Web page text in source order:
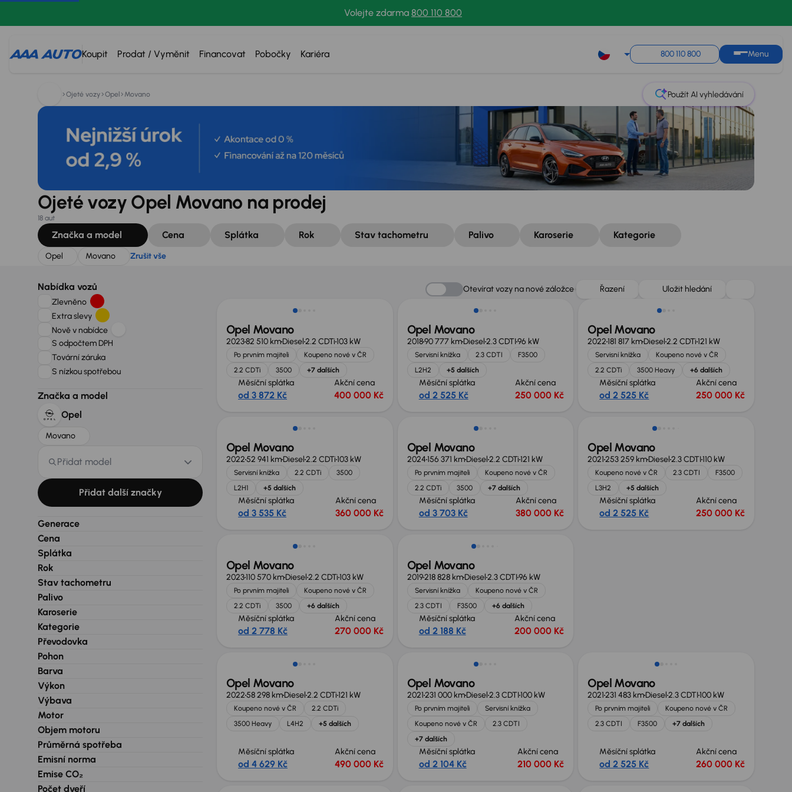
Volejte zdarma 800 110 800
Koupit Prodat / Vyměnit Financovat Pobočky Kariéra 800 110 800 Menu
Hledáte: Zrušit vše
Ojeté vozy Opel Movano Použít AI vyhledávání
Ojeté vozy Opel Movano na prodej
18 aut
Značka a model Cena Splátka Rok Stav tachometru Palivo Karoserie Kategorie
Opel Movano Zrušit vše
Nabídka vozů
Zlevněno
Extra slevy
Nově v nabídce
S odpočtem DPH
Tovární záruka
S nízkou spotřebou
Značka a model
Opel
Movano
Přidat model
Přidat další značky
Generace
Cena
Splátka
Rok
Stav tachometru
Palivo
Karoserie
Kategorie
Převodovka
Pohon
Barva
Výkon
Výbava
Motor
Objem motoru
Průměrná spotřeba
Emisní norma
Emise CO₂
Počet dveří
Otevírat vozy na nové záložce Řazení Uložit hledání
Opel Movano
202382 510 kmDiesel2.2 CDTi103 kW
Po prvním majiteli
Koupeno nové v ČR
2.2 CDTi
3500 +7 dalších
Měsíční splátka
od 3 872 Kč
Akční cena
400 000 Kč
Extra sleva 17 000 Kč
Opel Movano
201890 777 kmDiesel2.3 CDTI96 kW
Servisní knížka 2.3 CDTI
F3500
L2H2
+5 dalších
Měsíční splátka
od 2 525 Kč
Akční cena
250 000 Kč
Opel Movano
2022181 817 kmDiesel2.2 CDTi121 kW
Servisní knížka
Koupeno nové v ČR
2.2 CDTi
3500 Heavy +6 dalších
Měsíční splátka
od 2 525 Kč
Akční cena
250 000 Kč
Možnost odpočtu DPH
Opel Movano
202252 941 kmDiesel2.2 CDTi103 kW
Servisní knížka 2.2 CDTi
3500
L2H1
+5 dalších
Měsíční splátka
od 3 535 Kč
Akční cena
360 000 Kč
Možnost odpočtu DPH
Opel Movano
2024156 371 kmDiesel2.2 CDTi121 kW
Po prvním majiteli
Koupeno nové v ČR
2.2 CDTi
3500 +7 dalších
Měsíční splátka
od 3 703 Kč
Akční cena
380 000 Kč
Možnost odpočtu DPH
Opel Movano
2021253 259 kmDiesel2.3 CDTI110 kW
Koupeno nové v ČR 2.3 CDTI
F3500
L3H2
+5 dalších
Měsíční splátka
od 2 525 Kč
Akční cena
250 000 Kč
Zlevněno o 30 000 Kč
Opel Movano
2023110 570 kmDiesel2.2 CDTi103 kW
Po prvním majiteli
Koupeno nové v ČR
2.2 CDTi
3500 +6 dalších
Měsíční splátka
od 2 778 Kč
Akční cena
270 000 Kč
Zlevněno o 20 000 Kč
Opel Movano
2019218 828 kmDiesel2.3 CDTI96 kW
Servisní knížka
Koupeno nové v ČR
2.3 CDTI
F3500 +6 dalších
Měsíční splátka
od 2 188 Kč
Akční cena
200 000 Kč
Možnost odpočtu DPH
Opel Movano
202258 298 kmDiesel2.2 CDTi121 kW
Koupeno nové v ČR
2.2 CDTi
3500 Heavy
L4H2 +5 dalších
Měsíční splátka
od 4 629 Kč
Akční cena
490 000 Kč
Zlevněno o 30 000 Kč
Opel Movano
2021231 000 kmDiesel2.3 CDTI100 kW
Po prvním majiteli
Servisní knížka
Koupeno nové v ČR
2.3 CDTI
+7 dalších
Měsíční splátka
od 2 104 Kč
Akční cena
210 000 Kč
Opel Movano
2021231 483 kmDiesel2.3 CDTI100 kW
Po prvním majiteli
Koupeno nové v ČR
2.3 CDTI
F3500 +7 dalších
Měsíční splátka
od 2 525 Kč
Akční cena
260 000 Kč
Možnost odpočtu DPH Možnost odpočtu DPH Možnost odpočtu DPH